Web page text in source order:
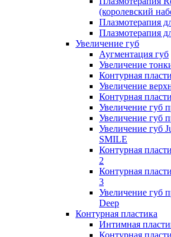
(королевский
Плазмотерапия
Плазмотерапия
Увеличение губ
Аугментация губ
Увеличение
Контурная
Увеличение
Контурная
Увеличение губ
Увеличение губ
Увеличение губ
SMILE
Контурная
2
Контурная
3
Увеличение губ
Deep
Контурная пластика
Интимная
Контурная